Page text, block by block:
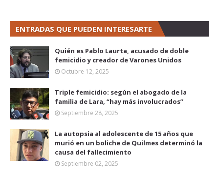
ENTRADAS QUE PUEDEN INTERESARTE
Quién es Pablo Laurta, acusado de doble
femicidio y creador de Varones Unidos
Octubre 12, 2025
Triple femicidio: según el abogado de la
familia de Lara, “hay más involucrados”
Septiembre 28, 2025
La autopsia al adolescente de 15 años que
murió en un boliche de Quilmes determinó la
causa del fallecimiento
Septiembre 02, 2025